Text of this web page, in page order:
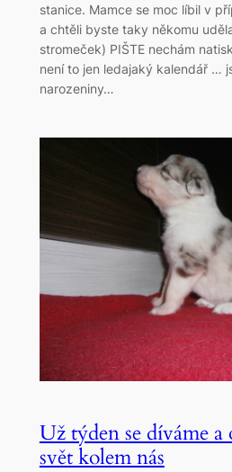
stanice. Mamce se moc líbil v
a chtěli byste taky někomu
stromeček) PIŠTE nechám
není to jen ledajaký kalendář …
narozeniny…
Už týden se díváme a
svět kolem nás